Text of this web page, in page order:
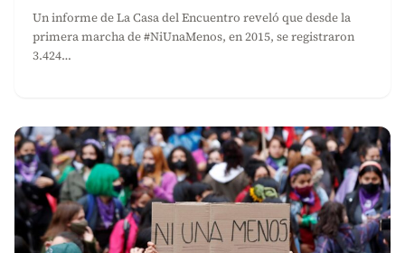
Un informe de La Casa del Encuentro reveló que desde la
primera marcha de #NiUnaMenos, en 2015, se registraron
3.424…